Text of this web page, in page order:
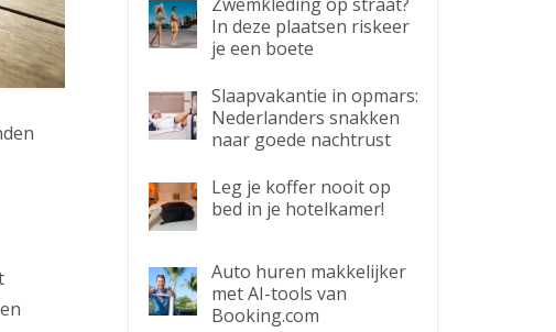
In deze plaatsen riskeer
je een boete
Slaapvakantie in opmars:
Nederlanders snakken
naar goede nachtrust
Leg je koffer nooit op
bed in je hotelkamer!
Auto huren makkelijker
met AI-tools van
Booking.com